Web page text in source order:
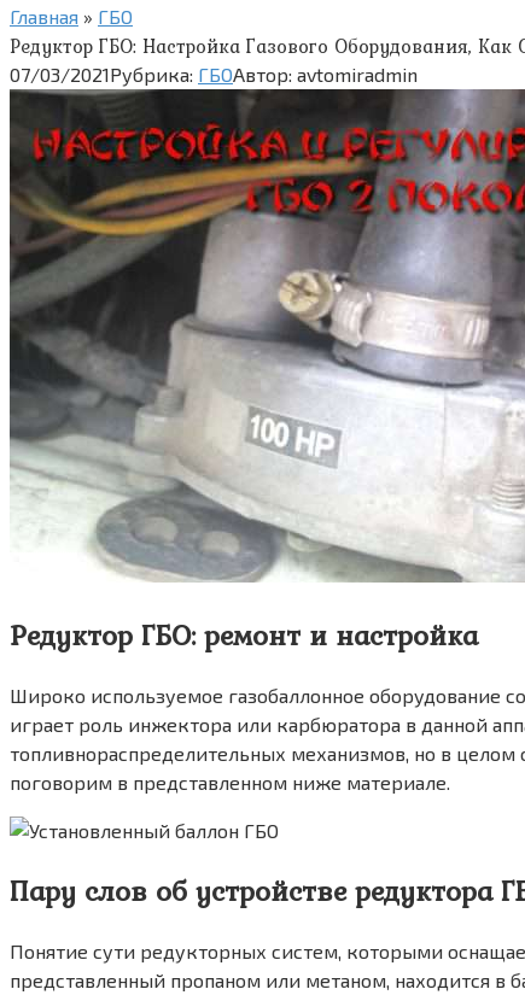
Главная » ГБО
Редуктор ГБО: Настройка Газового Оборудования,
07/03/2021Рубрика: ГБОАвтор: avtomiradmin
Редуктор ГБО: ремонт и настройка
Широко используемое газобаллонное оборудование
играет роль инжектора или карбюратора в данной
топливнораспределительных механизмов, но в
поговорим в представленном ниже материале.
Пару слов об устройстве редуктора
Понятие сути редукторных систем, которыми
представленный пропаном или метаном, находится в